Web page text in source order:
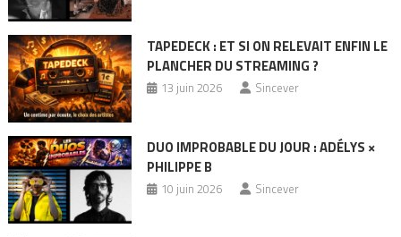
TAPEDECK : ET SI ON RELEVAIT ENFIN LE
PLANCHER DU STREAMING ?
13 juin 2026 Sincever
DUO IMPROBABLE DU JOUR : ADÉLYS ×
PHILIPPE B
10 juin 2026 Sincever